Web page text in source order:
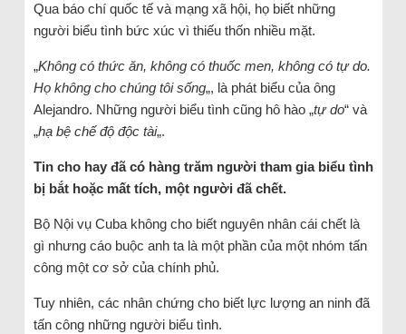
Qua báo chí quốc tế và mạng xã hội, họ biết những
người biểu tình bức xúc vì thiếu thốn nhiều mặt.
„Không có thức ăn, không có thuốc men, không có tự do.
Họ không cho chúng tôi sống„, là phát biểu của ông
Alejandro. Những người biểu tình cũng hô hào „tự do“ và
„hạ bệ chế độ độc tài„.
Tin cho hay đã có hàng trăm người tham gia biểu tình
bị bắt hoặc mất tích, một người đã chết.
Bộ Nội vụ Cuba không cho biết nguyên nhân cái chết là
gì nhưng cáo buộc anh ta là một phần của một nhóm tấn
công một cơ sở của chính phủ.
Tuy nhiên, các nhân chứng cho biết lực lượng an ninh đã
tấn công những người biểu tình.